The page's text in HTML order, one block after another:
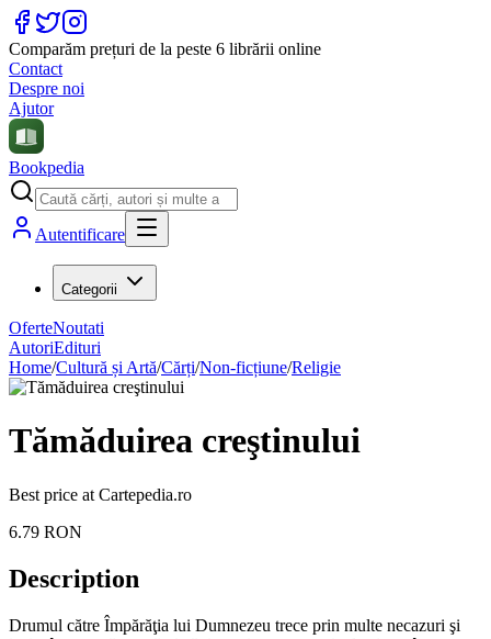
Comparăm prețuri de la peste 6 librării online
Contact
Despre noi
Ajutor
Bookpedia
Autentificare
Categorii
OferteNoutati
AutoriEdituri
Home/Cultură și Artă/Cărți/Non-ficțiune/Religie
Tămăduirea creştinului
Best price at Cartepedia.ro
6.79 RON
Description
Drumul către Împărăţia lui Dumnezeu trece prin multe necazuri şi